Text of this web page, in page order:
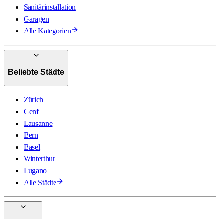
Sanitärinstallation
Garagen
Alle Kategorien
Beliebte Städte
Zürich
Genf
Lausanne
Bern
Basel
Winterthur
Lugano
Alle Städte